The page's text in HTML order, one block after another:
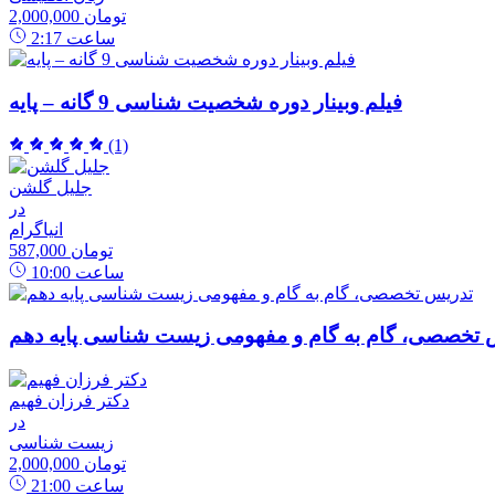
2,000,000 تومان
2:17 ساعت
فیلم وبینار دوره شخصیت شناسی 9 گانه – پایه
(1)
جلیل گلشن
در
انیاگرام
587,000 تومان
10:00 ساعت
تخصصی، گام به گام و مفهومی زیست شناسی پایه دهم
دکتر فرزان فهیم
در
زیست شناسی
2,000,000 تومان
21:00 ساعت